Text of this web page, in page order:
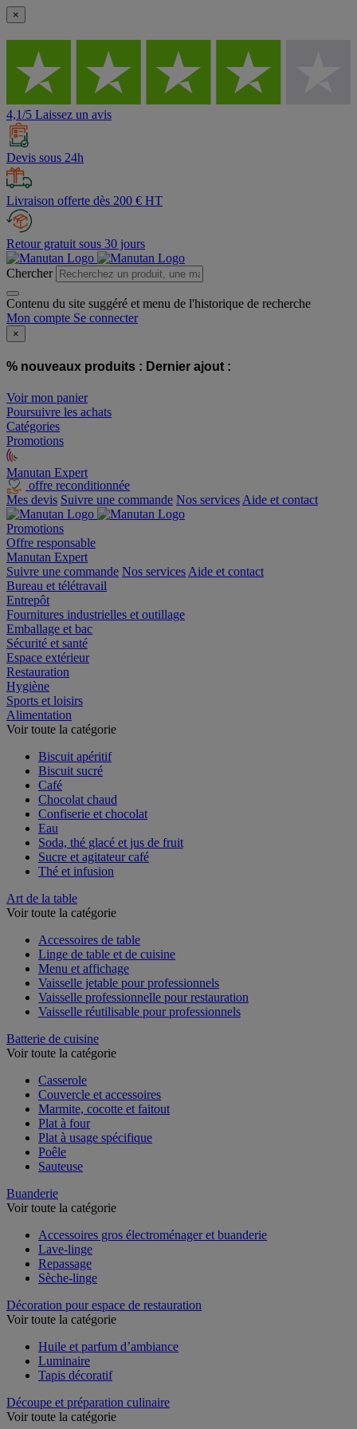
×
4,1/5 Laissez un avis
Devis sous 24h
Livraison offerte dès 200 € HT
Retour gratuit sous 30 jours
Chercher
Contenu du site suggéré et menu de l'historique de recherche
Mon compte Se connecter
×
% nouveaux produits : Dernier ajout :
Voir mon panier
Poursuivre les achats
Catégories
Promotions
Manutan Expert
offre reconditionnée
Mes devis Suivre une commande Nos services Aide et contact
Promotions
Offre responsable
Manutan Expert
Suivre une commande Nos services Aide et contact
Bureau et télétravail
Entrepôt
Fournitures industrielles et outillage
Emballage et bac
Sécurité et santé
Espace extérieur
Restauration
Hygiène
Sports et loisirs
Alimentation
Voir toute la catégorie
Biscuit apéritif
Biscuit sucré
Café
Chocolat chaud
Confiserie et chocolat
Eau
Soda, thé glacé et jus de fruit
Sucre et agitateur café
Thé et infusion
Art de la table
Voir toute la catégorie
Accessoires de table
Linge de table et de cuisine
Menu et affichage
Vaisselle jetable pour professionnels
Vaisselle professionnelle pour restauration
Vaisselle réutilisable pour professionnels
Batterie de cuisine
Voir toute la catégorie
Casserole
Couvercle et accessoires
Marmite, cocotte et faitout
Plat à four
Plat à usage spécifique
Poêle
Sauteuse
Buanderie
Voir toute la catégorie
Accessoires gros électroménager et buanderie
Lave-linge
Repassage
Sèche-linge
Décoration pour espace de restauration
Voir toute la catégorie
Huile et parfum d’ambiance
Luminaire
Tapis décoratif
Découpe et préparation culinaire
Voir toute la catégorie